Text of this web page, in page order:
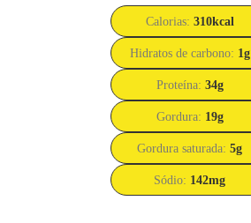
Calorias: 310kcal
Hidratos de carbono: 1g
Proteína: 34g
Gordura: 19g
Gordura saturada:5g
Sódio: 142mg